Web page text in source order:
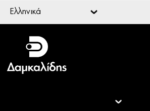
Ελληνικά
Ελληνικά
English